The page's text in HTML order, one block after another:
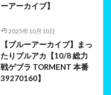
ーアーカイブ】
2025年10月10日
【ブルーアーカイブ】まっ
たりブルアカ【10/8 総力
戦ゲブラ TORMENT 本番
39270160】